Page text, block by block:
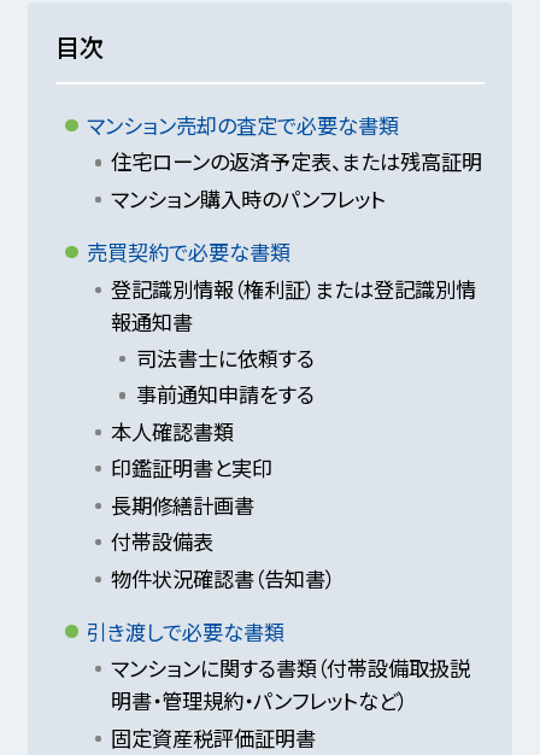
目次
マンション売却の査定で必要な書類
住宅ローンの返済予定表、または残高証明
マンション購入時のパンフレット
売買契約で必要な書類
登記識別情報（権利証）または登記識別情
報通知書
司法書士に依頼する
事前通知申請をする
本人確認書類
印鑑証明書と実印
長期修繕計画書
付帯設備表
物件状況確認書（告知書）
引き渡しで必要な書類
マンションに関する書類（付帯設備取扱説
明書・管理規約・パンフレットなど）
固定資産税評価証明書